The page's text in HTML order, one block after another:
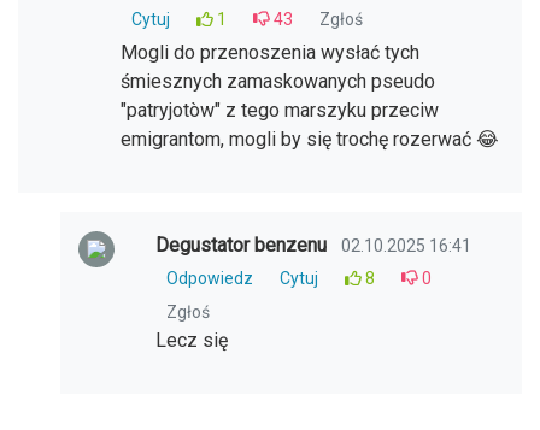
Cytuj
1 43 Zgłoś
Mogli do przenoszenia wysłać tych
śmiesznych zamaskowanych pseudo
"patryjotòw" z tego marszyku przeciw
emigrantom, mogli by się trochę rozerwać 😂
Degustator benzenu
02.10.2025 16:41
Odpowiedz
Cytuj 8
0
Zgłoś
Lecz się